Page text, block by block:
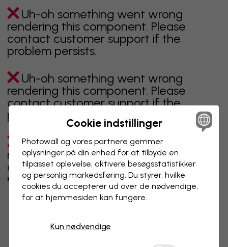
Uh-oh something went wrong
rendering this component. Please
contact customer support if the
problem persists.
Uh-oh something went wrong
rendering this component. Please
contact customer support if the
problem persists.
Uh-oh something went wrong
rendering this component. Please
contact customer support if the
problem persists.
Cookie indstillinger
Photowall og vores partnere gemmer
oplysninger på din enhed for at tilbyde en
tilpasset oplevelse, aktivere besøgs­statistikker
og personlig markedsføring. Du styrer, hvilke
cookies du accepterer ud over de nødvendige,
for at hjemmesiden kan fungere.
Kun nødvendige